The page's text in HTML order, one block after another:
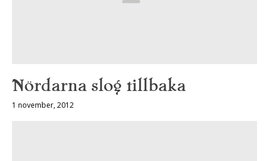
Nördarna slog tillbaka
1 november, 2012